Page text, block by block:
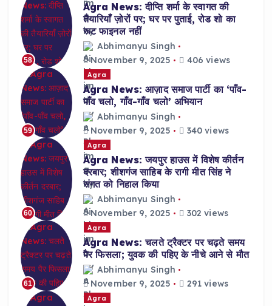
58
Agra News: दीप्ति शर्मा के स्वागत की
तैयारियाँ ज़ोरों पर; घर पर पुताई, रोड शो का
रूट फाइनल नहीं
Abhimanyu Singh
November 9, 2025
406 views
59
Agra
Agra News: आज़ाद समाज पार्टी का ‘पाँव-
पाँव चलो, गाँव-गाँव चलो’ अभियान
Abhimanyu Singh
November 9, 2025
340 views
60
Agra
Agra News: जयपुर हाउस में विशेष कीर्तन
दरबार; शीशगंज साहिब के रागी मीत सिंह ने
संगत को निहाल किया
Abhimanyu Singh
November 9, 2025
302 views
61
Agra
Agra News: चलते ट्रैक्टर पर चढ़ते समय
पैर फिसला; युवक की पहिए के नीचे आने से मौत
Abhimanyu Singh
November 9, 2025
291 views
Agra